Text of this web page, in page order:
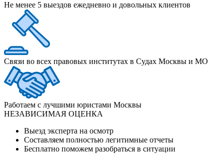
Не менее 5 выездов ежедневно и довольных клиентов
Связи во всех правовых институтах в Судах Москвы и МО
Работаем с лучшими юристами Москвы
НЕЗАВИСИМАЯ ОЦЕНКА
Выезд эксперта на осмотр
Составляем полностью легитимные отчеты
Бесплатно поможем разобраться в ситуации